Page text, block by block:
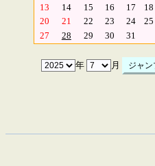
13
14 15 16 17 18
20
21 22 23 24 25
27
28 29 30 31
年 月